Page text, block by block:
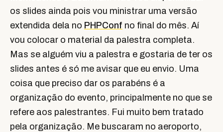
os slides ainda pois vou ministrar uma versão
extendida dela no PHPConf no final do mês. Aí
vou colocar o material da palestra completa.
Mas se alguém viu a palestra e gostaria de ter os
slides antes é só me avisar que eu envio. Uma
coisa que preciso dar os parabéns é a
organização do evento, principalmente no que se
refere aos palestrantes. Fui muito bem tratado
pela organização. Me buscaram no aeroporto,